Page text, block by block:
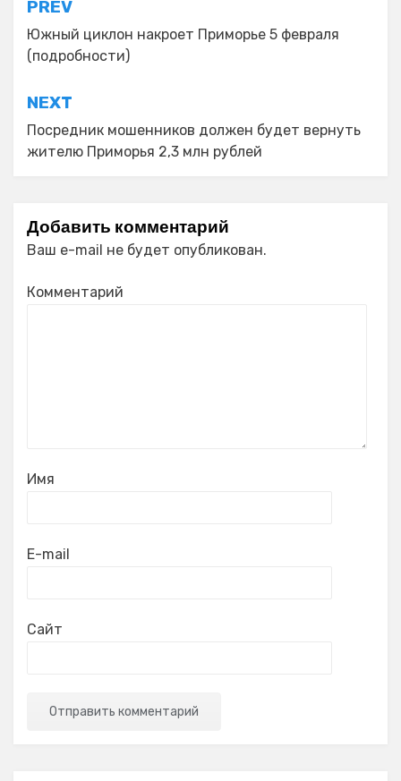
Навигация
по
записям
PREV
Южный циклон накроет Приморье 5 февраля
(подробности)
NEXT
Посредник мошенников должен будет вернуть
жителю Приморья 2,3 млн рублей
Добавить комментарий
Ваш e-mail не будет опубликован.
Комментарий
Имя
E-mail
Сайт